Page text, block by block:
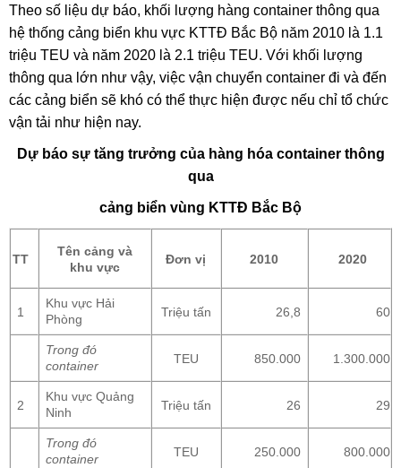
Theo số liệu dự báo, khối lượng hàng container thông qua
hệ thống cảng biển khu vực KTTĐ Bắc Bộ năm 2010 là 1.1
triệu TEU và năm 2020 là 2.1 triệu TEU. Với khối lượng
thông qua lớn như vậy, việc vận chuyển container đi và đến
các cảng biển sẽ khó có thể thực hiện được nếu chỉ tổ chức
vận tải như hiện nay.
Dự báo sự tăng trưởng của hàng hóa container thông
qua
cảng biển vùng KTTĐ Bắc Bộ
TT
Tên cảng và
khu vực
Đơn vị 2010 2020
1
Khu vực Hải
Phòng
Triệu tấn 26,8 60
Trong đó
container
TEU 850.000 1.300.000
2
Khu vực Quảng
Ninh
Triệu tấn 26 29
Trong đó
container
TEU 250.000 800.000